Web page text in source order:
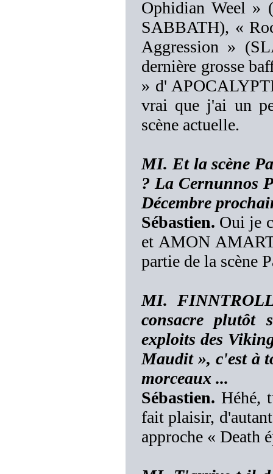
Ophidian Weel »
SABBATH), «
Aggression »
dernière grosse
» d'
vrai que j'ai un
scène actuelle.
MI. Et la scène
? La Cernunnos
Décembre
Sébastien. Oui je
et AMON
partie de la scène
MI.
consacre plutôt
exploits des
Maudit », c'est à
morceaux ...
Sébastien. Héhé,
fait plaisir,
approche « Death